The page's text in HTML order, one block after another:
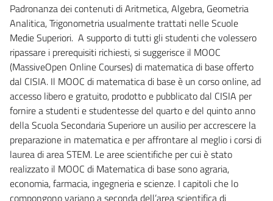
Padronanza dei contenuti di Aritmetica, Algebra, Geometria
Analitica, Trigonometria usualmente trattati nelle Scuole
Medie Superiori. A supporto di tutti gli studenti che volessero
ripassare i prerequisiti richiesti, si suggerisce il MOOC
(MassiveOpen Online Courses) di matematica di base offerto
dal CISIA. Il MOOC di matematica di base è un corso online, ad
accesso libero e gratuito, prodotto e pubblicato dal CISIA per
fornire a studenti e studentesse del quarto e del quinto anno
della Scuola Secondaria Superiore un ausilio per accrescere la
preparazione in matematica e per affrontare al meglio i corsi di
laurea di area STEM. Le aree scientifiche per cui è stato
realizzato il MOOC di Matematica di base sono agraria,
economia, farmacia, ingegneria e scienze. I capitoli che lo
compongono variano a seconda dell’area scientifica di